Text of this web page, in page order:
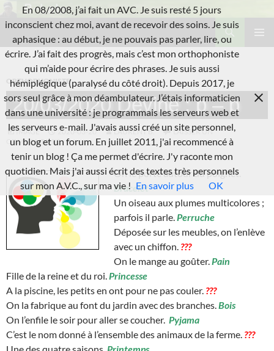
au
contenu
L'A.V.C.
Recherche
ORTHOPHONISTE
20/03/2020 Devine : p – b
IMAGE 2020-03-20 LAURENT B.
LAISSER UN
COMMENTAIRE
On le porte autour du poignet.
Bracelet
Un oiseau aux plumes multicolores ;
parfois il parle. Perruche
Déposée sur les meubles, on l’enlève
avec un chiffon. ???
On le mange au goûter. Pain
Fille de la reine et du roi. Princesse
A la piscine, les petits en ont pour ne pas couler. ???
On la fabrique au font du jardin avec des branches. Bois
On l’enfile le soir pour aller se coucher. Pyjama
C’est le nom donné à l’ensemble des animaux de la ferme. ???
Une des quatre saisons. Printemps
En 08/2008, j’ai fait un AVC. Je suis resté 5 jours
inconscient chez moi, avant de recevoir des soins. Je suis
aphasique : au début, je ne pouvais pas parler, lire, ou
écrire. J’ai fait des progrès, mais c’est mon orthophoniste
qui m’aide pour écrire des phrases. Je suis aussi
hémiplégique (paralysé du côté droit). Depuis 2017, je
sors seul grâce à mon déambulateur. J’étais informaticien
dans une université : je programmais les serveurs web et
les serveurs e-mail. J'avais aussi créé un site personnel,
un blog et un forum. En juillet 2011, j'ai recommencé à
tenir un blog ! Ça me permet d'écrire. J'y raconte mon
quotidien. Mais j'ai aussi écrit des textes très personnels
sur mon A.V.C., sur ma vie ! En savoir plus OK